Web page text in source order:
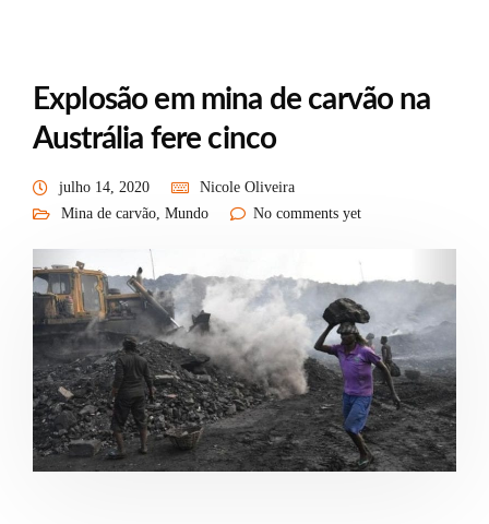
Explosão em mina de carvão na
Austrália fere cinco
julho 14, 2020
Nicole Oliveira
Mina de carvão, Mundo No comments yet